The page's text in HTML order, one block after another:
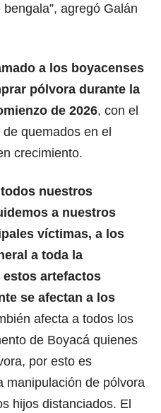
agregó Galán
a los boyacenses
pólvora durante la
de 2026, con el
quemados en el
crecimiento.
nuestros
a nuestros
víctimas, a los
a toda la
artefactos
se afectan a los
afecta a todos los
de Boyacá quienes
por esto es
manipulación de pólvora
hijos distanciados. El